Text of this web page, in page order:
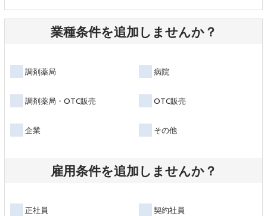
業種条件を追加しませんか？
調剤薬局 病院
調剤薬局・OTC販売 OTC販売
企業 その他
雇用条件を追加しませんか？
正社員 契約社員